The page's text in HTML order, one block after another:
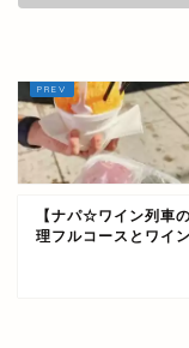
【ナパ☆ワイン列車
理フルコースとワイ